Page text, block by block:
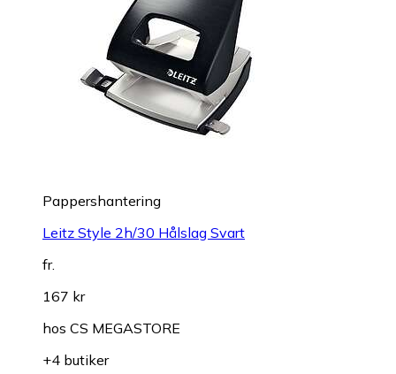
Pappershantering
Leitz Style 2h/30 Hålslag Svart
fr.
167 kr
hos CS MEGASTORE
+4 butiker